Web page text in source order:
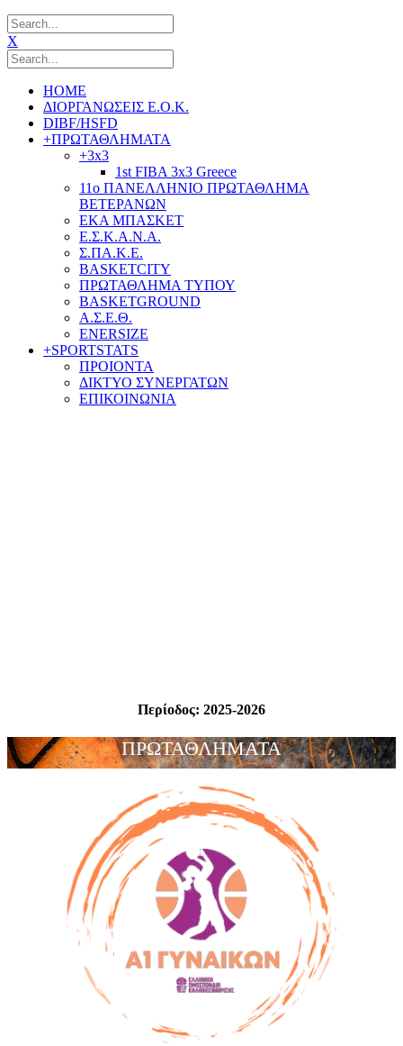
X
HOME
ΔΙΟΡΓΑΝΩΣΕΙΣ Ε.Ο.Κ.
DIBF/HSFD
+ΠΡΩΤΑΘΛΗΜΑΤΑ
+3x3
1st FIBA 3x3 Greece
11o ΠΑΝΕΛΛΗΝΙΟ ΠΡΩΤΑΘΛΗΜΑ
ΒΕΤΕΡΑΝΩΝ
ΕΚΑ ΜΠΑΣΚΕΤ
Ε.Σ.Κ.Α.Ν.Α.
Σ.ΠΑ.Κ.Ε.
BASKETCITY
ΠΡΩΤΑΘΛΗΜΑ ΤΥΠΟΥ
BASKETGROUND
Α.Σ.Ε.Θ.
ENERSIZE
+SPORTSTATS
ΠΡΟΙΟΝΤΑ
ΔΙΚΤΥΟ ΣΥΝΕΡΓΑΤΩΝ
ΕΠΙΚΟΙΝΩΝΙΑ
Περίοδος: 2025-2026
ΠΡΩΤΑΘΛΗΜΑΤΑ